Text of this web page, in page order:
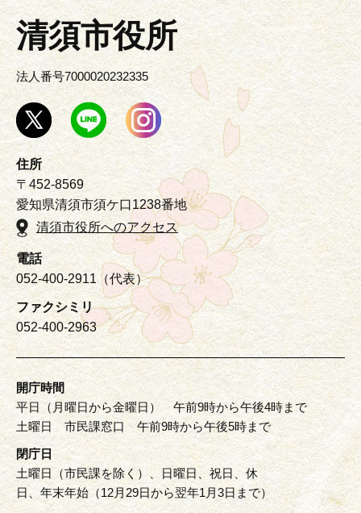
清須市役所
法人番号7000020232335
住所
〒452-8569
愛知県清須市須ケ口1238番地
清須市役所へのアクセス
電話
052-400-2911（代表）
ファクシミリ
052-400-2963
開庁時間
平日（月曜日から金曜日） 午前9時から午後4時まで
土曜日 市民課窓口 午前9時から午後5時まで
閉庁日
土曜日（市民課を除く）、日曜日、祝日、休
日、年末年始（12月29日から翌年1月3日まで）